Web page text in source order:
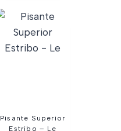
Pisante Superior
Estribo – Le